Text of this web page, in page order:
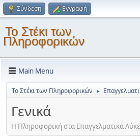
Σύνδεση Εγγραφή
Το Στέκι των
Πληροφορικών
Main Menu
Το Στέκι των Πληροφορικών ►
Γενικά
Η Πληροφορική στα Επαγγελματικά